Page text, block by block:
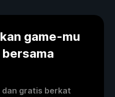
game-mu
dan gratis berkat